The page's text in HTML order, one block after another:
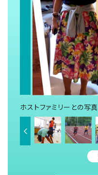
ホストファミリーとの写真